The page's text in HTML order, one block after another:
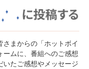
さまからの「ホットボイ
ームに、番組へのご感想
いたご感想やメッセージ